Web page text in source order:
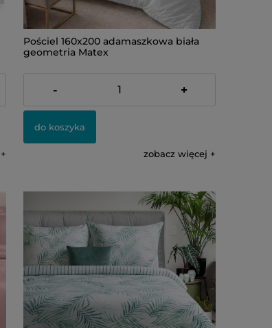
Pościel 160x200 adamaszkowa biała
geometria Matex
209,00 zł
- +
do koszyka
zobacz więcej